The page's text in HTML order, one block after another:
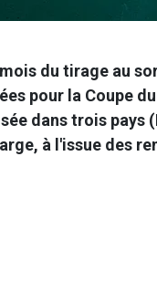
du tirage au
pour la Coupe
dans trois pays
à l'issue des